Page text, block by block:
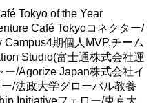
Tokyo of the Year
Café Tokyoコネクター/
期個人MVP,チーム
Studio(富士通株式会社運
/Agorize Japan株式会社イ
/法政大学グローバル教養
Initiativeフェロー/東京大